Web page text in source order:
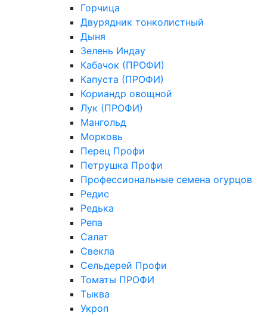
Горчица
Двурядник тонколистный
Дыня
Зелень Индау
Кабачок (ПРОФИ)
Капуста (ПРОФИ)
Кориандр овощной
Лук (ПРОФИ)
Мангольд
Морковь
Перец Профи
Петрушка Профи
Профессиональные семена огурцов
Редис
Редька
Репа
Салат
Свекла
Сельдерей Профи
Томаты ПРОФИ
Тыква
Укроп